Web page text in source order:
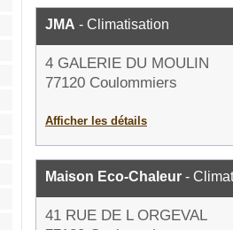
JMA - Climatisation
4 GALERIE DU MOULIN
77120 Coulommiers
Afficher les détails
Maison Eco-Chaleur -
41 RUE DE L ORGEVAL